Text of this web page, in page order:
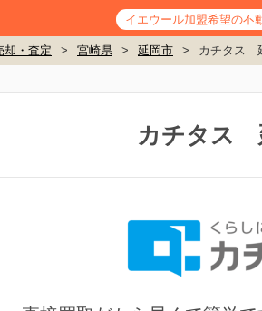
イエウール加盟希望の不
却・査定 > 宮崎県 > 延岡市 > カチタス
カチタス